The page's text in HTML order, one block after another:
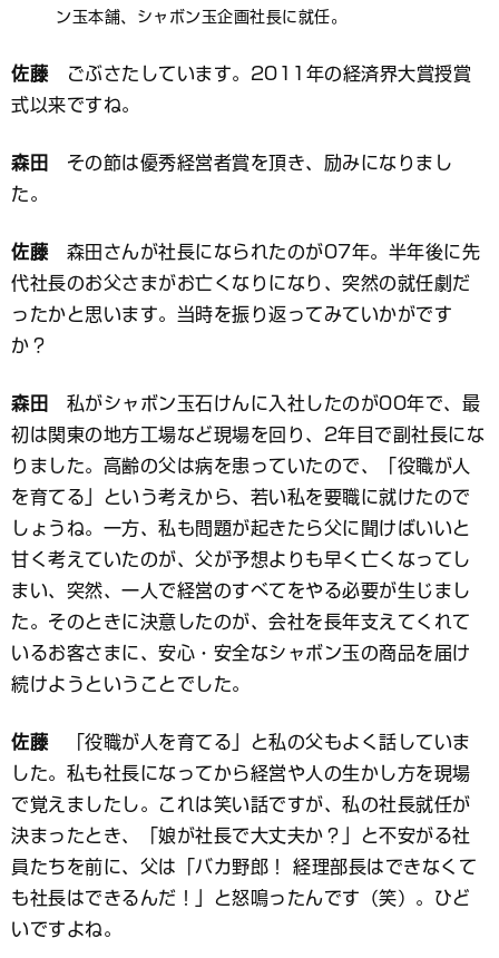
ン玉本舗、シャボン玉企画社長に就任。
佐藤ごぶさたしています。2011年の経済界大賞授賞
式以来ですね。
森田
その節は優秀経営者賞を頂き、励みになりまし
た。
佐藤森田さんが社長になられたのが07年。半年後に先
代社長のお父さまがお亡くなりになり、突然の就任劇だ
ったかと思います。当時を振り返ってみていかがです
か？
森田
私がシャボン玉石けんに入社したのが00年で、最
初は関東の地方工場など現場を回り、2年目で副社長にな
りました。高齢の父は病を患っていたので、「役職が人
を育てる」という考えから、若い私を要職に就けたので
しょうね。一方、私も問題が起きたら父に聞けばいいと
甘く考えていたのが、父が予想よりも早く亡くなってし
まい、突然、一人で経営のすべてをやる必要が生じまし
た。そのときに決意したのが、会社を長年支えてくれて
いるお客さまに、安心・安全なシャボン玉の商品を届け
続けようということでした。
佐藤「役職が人を育てる」と私の父もよく話していま
した。私も社長になってから経営や人の生かし方を現場
で覚えましたし。これは笑い話ですが、私の社長就任が
決まったとき、「娘が社長で大丈夫か？」と不安がる社
員たちを前に、父は「バカ野郎！ 経理部長はできなくて
も社長はできるんだ！」と怒鳴ったんです（笑）。ひど
いですよね。